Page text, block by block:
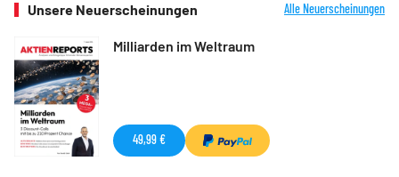
Unsere Neuerscheinungen Alle Neuerscheinungen
Milliarden im Weltraum
49,99 €